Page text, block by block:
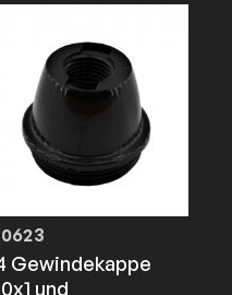
Gewindekappe
und